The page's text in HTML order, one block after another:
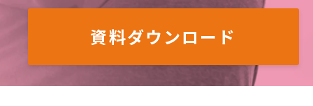
資料ダウンロード